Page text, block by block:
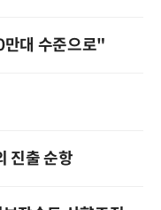
대 수준으로"
진출 순항